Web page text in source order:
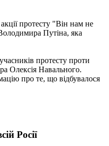
протесту "Він нам не
Путіна, яка
протесту проти
Олексія Навального.
про те, що відбувалося
Росії